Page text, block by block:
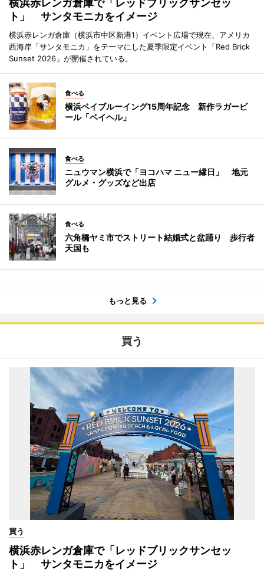
横浜赤レンガ倉庫で「レッドブリックサンセッ
ト」 サンタモニカをイメージ
横浜赤レンガ倉庫（横浜市中区新港1）イベント広場で現在、アメリカ
西海岸「サンタモニカ」をテーマにした夏季限定イベント「Red Brick
Sunset 2026」が開催されている。
食べる
横浜ベイブルーイング15周年記念 新作ラガービ
ール「ベイヘル」
食べる
ニュウマン横浜で「ヨコハマ ニュー縁日」 地元
グルメ・グッズなど出店
食べる
六角橋ヤミ市でストリート結婚式と盆踊り 歩行者
天国も
もっと見る
買う
買う
横浜赤レンガ倉庫で「レッドブリックサンセッ
ト」 サンタモニカをイメージ